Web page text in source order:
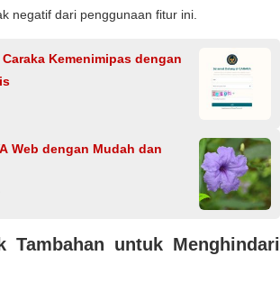
negatif dari penggunaan fitur ini.
Kemenimipas dengan
Web dengan Mudah dan
Tambahan untuk Menghindari